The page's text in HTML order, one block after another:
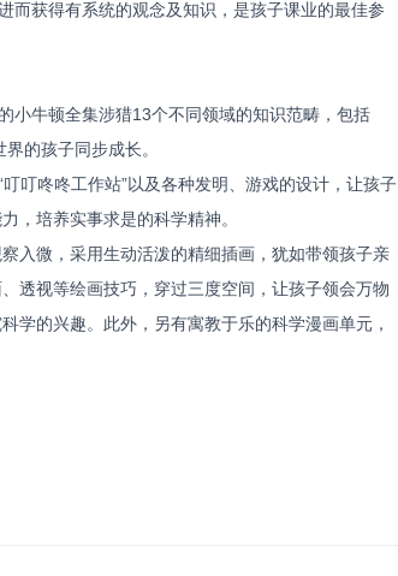
获得有系统的观念及知识，是孩子课业的最佳参
小牛顿全集涉猎13个不同领域的知识范畴，包括
的孩子同步成长。
叮咚咚工作站”以及各种发明、游戏的设计，让孩子
，培养实事求是的科学精神。
入微，采用生动活泼的精细插画，犹如带领孩子亲
透视等绘画技巧，穿过三度空间，让孩子领会万物
学的兴趣。此外，另有寓教于乐的科学漫画单元，